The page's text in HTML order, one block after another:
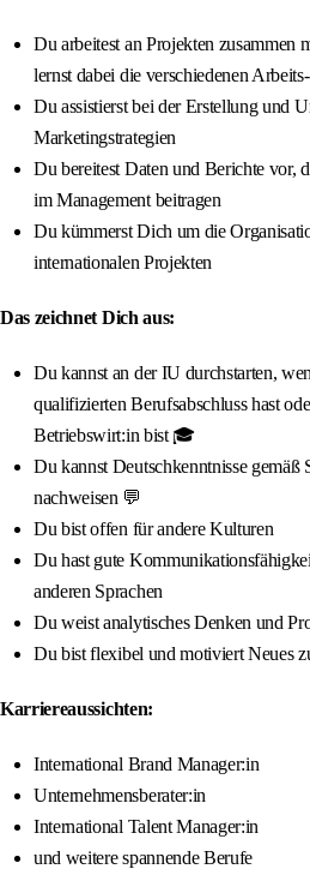
Du arbeitest an Projekten zusammen
lernst dabei die verschiedenen
Du assistierst bei der Erstellung und
Marketingstrategien
Du bereitest Daten und Berichte vor,
im Management beitragen
Du kümmerst Dich um die
internationalen Projekten
Das zeichnet Dich aus:
Du kannst an der IU durchstarten,
qualifizierten Berufsabschluss hast
Betriebswirt:in bist 🎓
Du kannst Deutschkenntnisse gemäß
nachweisen 💬
Du bist offen für andere Kulturen
Du hast gute
anderen Sprachen
Du weist analytisches Denken und
Du bist flexibel und motiviert Neues
Karriereaussichten:
International Brand Manager:in
Unternehmensberater:in
International Talent Manager:in
und weitere spannende Berufe